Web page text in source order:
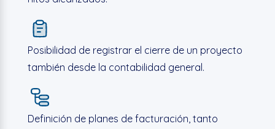
Posibilidad de registrar el cierre de un proyecto
también desde la contabilidad general.
Definición de planes de facturación, tanto